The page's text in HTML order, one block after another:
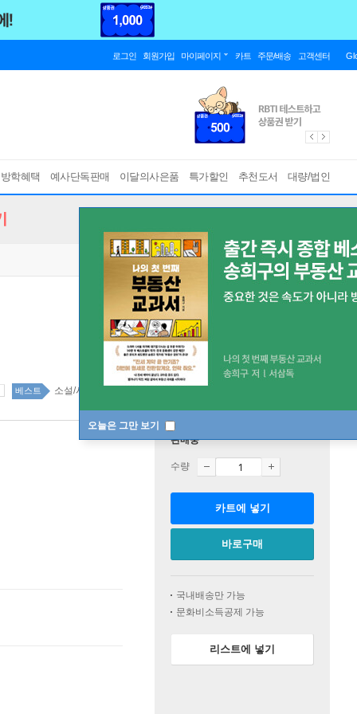
로그인 회원가입 마이페이지 카트 주문/배송 고객센터
학혜택 예사단독판매 이달의사은품 특가할인 추천도서 대량/법인
오늘은 그만 보기
베스트 소설/시/희곡 top20 1주
판매중
수량
카트에 넣기
바로구매
국내배송만 가능
문화비소득공제 가능
리스트에 넣기